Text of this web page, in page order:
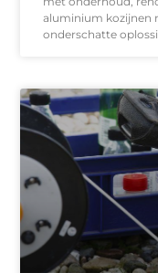
aluminium kozijnen
onderschatte